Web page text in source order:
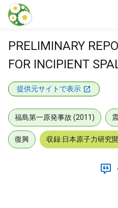
本文に飛ぶ
PRELIMINARY
FOR INCIPIENT
提供元サイトで表示
福島第一原発事故 (2011)
復興 収録:日本原子力研究